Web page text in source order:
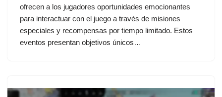
ofrecen a los jugadores oportunidades emocionantes
para interactuar con el juego a través de misiones
especiales y recompensas por tiempo limitado. Estos
eventos presentan objetivos únicos…